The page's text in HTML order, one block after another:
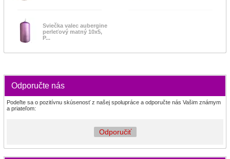
Sviečka valec aubergine
perleťový matný 10x5,
P...
Odporučte nás
Podeľte sa o pozitívnu skúsenosť z našej spolupráce a odporučte nás Vašim známym
a priateľom:
Odporučiť